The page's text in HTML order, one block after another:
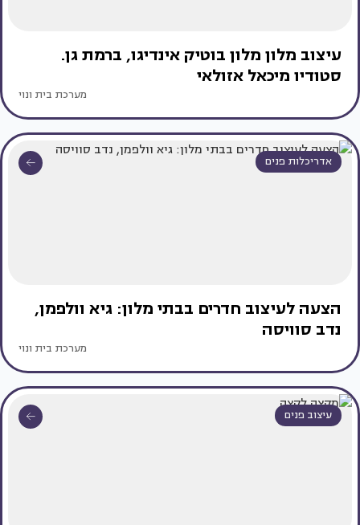
עיצוב מלון מלון בוטיק אינדיגו, ברמת גן.
סטודיו מיכאל אזולאי
מערכת בית ונוי
אדריכלות פנים
הצעה לעיצוב חדרים בבתי מלון: גיא וולפמן,
נדב סוויסה
מערכת בית ונוי
עיצוב פנים